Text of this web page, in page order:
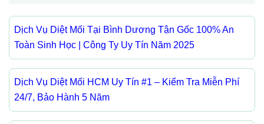
Dịch Vụ Diệt Mối Tại Bình Dương Tận Gốc 100% An
Toàn Sinh Học | Công Ty Uy Tín Năm 2025
Dịch Vụ Diệt Mối HCM Uy Tín #1 – Kiểm Tra Miễn Phí
24/7, Bảo Hành 5 Năm